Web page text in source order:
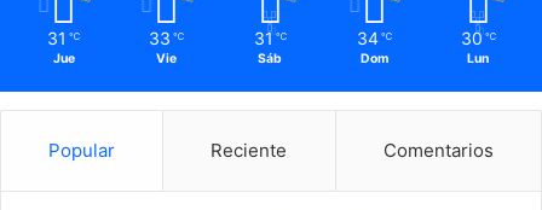
31 ℃
Jue
33 ℃
Vie
31 ℃
Sáb
34 ℃
Dom
30 ℃
Lun
Popular Reciente Comentarios